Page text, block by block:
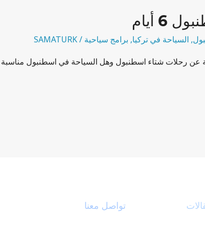
أيام
, السياحة في تركيا, برامج سياحية /
SAMATURK
رحلات شتاء اسطنبول وهل السياحة في اسطنبول مناسبة
تواصل معنا